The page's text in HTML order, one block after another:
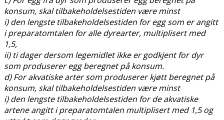
konsum, skal tilbakeholdelsestiden være minst
i) den lengste tilbakeholdelsestiden for egg som er angitt
i preparatomtalen for alle dyrearter, multiplisert med
1,5,
ii) ti dager dersom legemidlet ikke er godkjent for dyr
som produserer egg beregnet på konsum.
d) For akvatiske arter som produserer kjøtt beregnet på
konsum, skal tilbakeholdelsestiden være minst
i) den lengste tilbakeholdelsestiden for de akvatiske
artene angitt i preparatomtalen multiplisert med 1,5 og